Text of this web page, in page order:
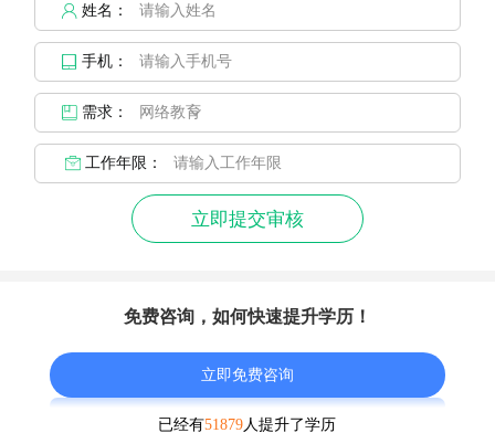
姓名：
手机：
需求：
工作年限：
立即提交审核
免费咨询，如何快速提升学历！
立即免费咨询
已经有51879 人提升了学历